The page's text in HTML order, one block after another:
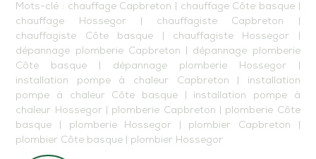
Mots-clé : chauffage Capbreton chauffage Côte basque|
chauffage Hossegor| chauffagiste Capbreton
chauffagiste Côte basque
chauffagiste Hossegor
dépannage plomberie Capbreton
dépannage plomberie
Côte basque
dépannage plomberie Hossegor|
installation pompe à chaleur Capbreton
installation
pompe à chaleur Côte basque
installation pompe à
chaleur Hossegor| plomberie Capbreton
plomberie Côte
basque
plomberie Hossegor plombier Capbreton
plombier Côte basque
plombier Hossegor